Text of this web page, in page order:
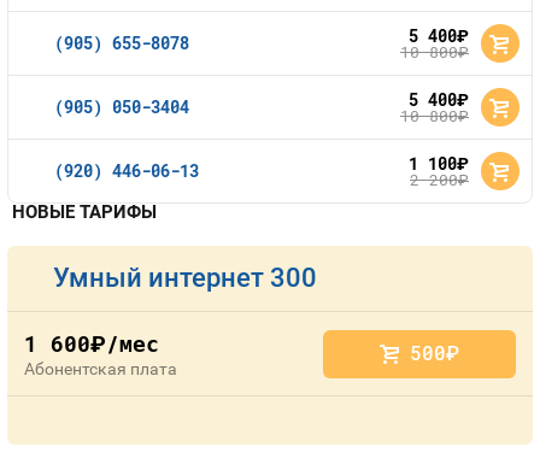
(905) 655-8078 5 400руб.
10 800руб.
(905) 050-3404 5 400руб.
10 800руб.
(920) 446-06-13 1 100руб.
2 200руб.
НОВЫЕ ТАРИФЫ
Умный интернет 300
1 600руб./мес
Абонентская плата
500руб.